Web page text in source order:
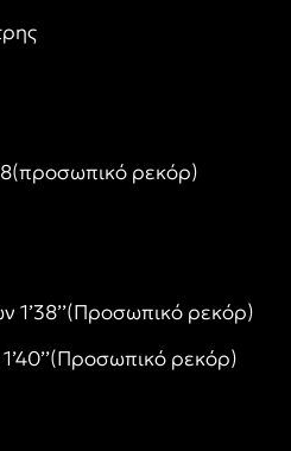
ρεκόρ)
1’38’’(Προσωπικό ρεκόρ)
ρεκόρ)